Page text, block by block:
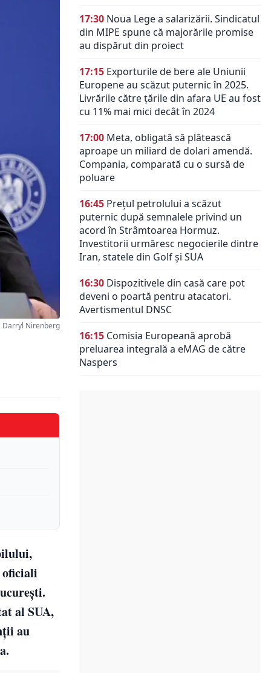
Darryl Nirenberg
al SUA,
au
17:30 Noua Lege a salarizării. Sindicatul
din MIPE spune că majorările promise
au dispărut din proiect
17:15 Exporturile de bere ale Uniunii
Europene au scăzut puternic în 2025.
Livrările către țările din afara UE au fost
cu 11% mai mici decât în 2024
17:00 Meta, obligată să plătească
aproape un miliard de dolari amendă.
Compania, comparată cu o sursă de
poluare
16:45 Prețul petrolului a scăzut
puternic după semnalele privind un
acord în Strâmtoarea Hormuz.
Investitorii urmăresc negocierile dintre
Iran, statele din Golf și SUA
16:30 Dispozitivele din casă care pot
deveni o poartă pentru atacatori.
Avertismentul DNSC
16:15 Comisia Europeană aprobă
preluarea integrală a eMAG de către
Naspers